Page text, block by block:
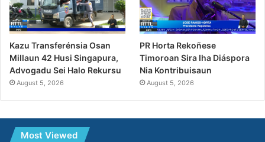
Kazu Transferénsia Osan
Millaun 42 Husi Singapura,
Advogadu Sei Halo Rekursu
August 5, 2026
PR Horta Rekoñese
Timoroan Sira Iha Diáspora
Nia Kontribuisaun
August 5, 2026
Most Viewed